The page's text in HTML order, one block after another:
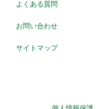
よくある質問
お問い合わせ
サイトマップ